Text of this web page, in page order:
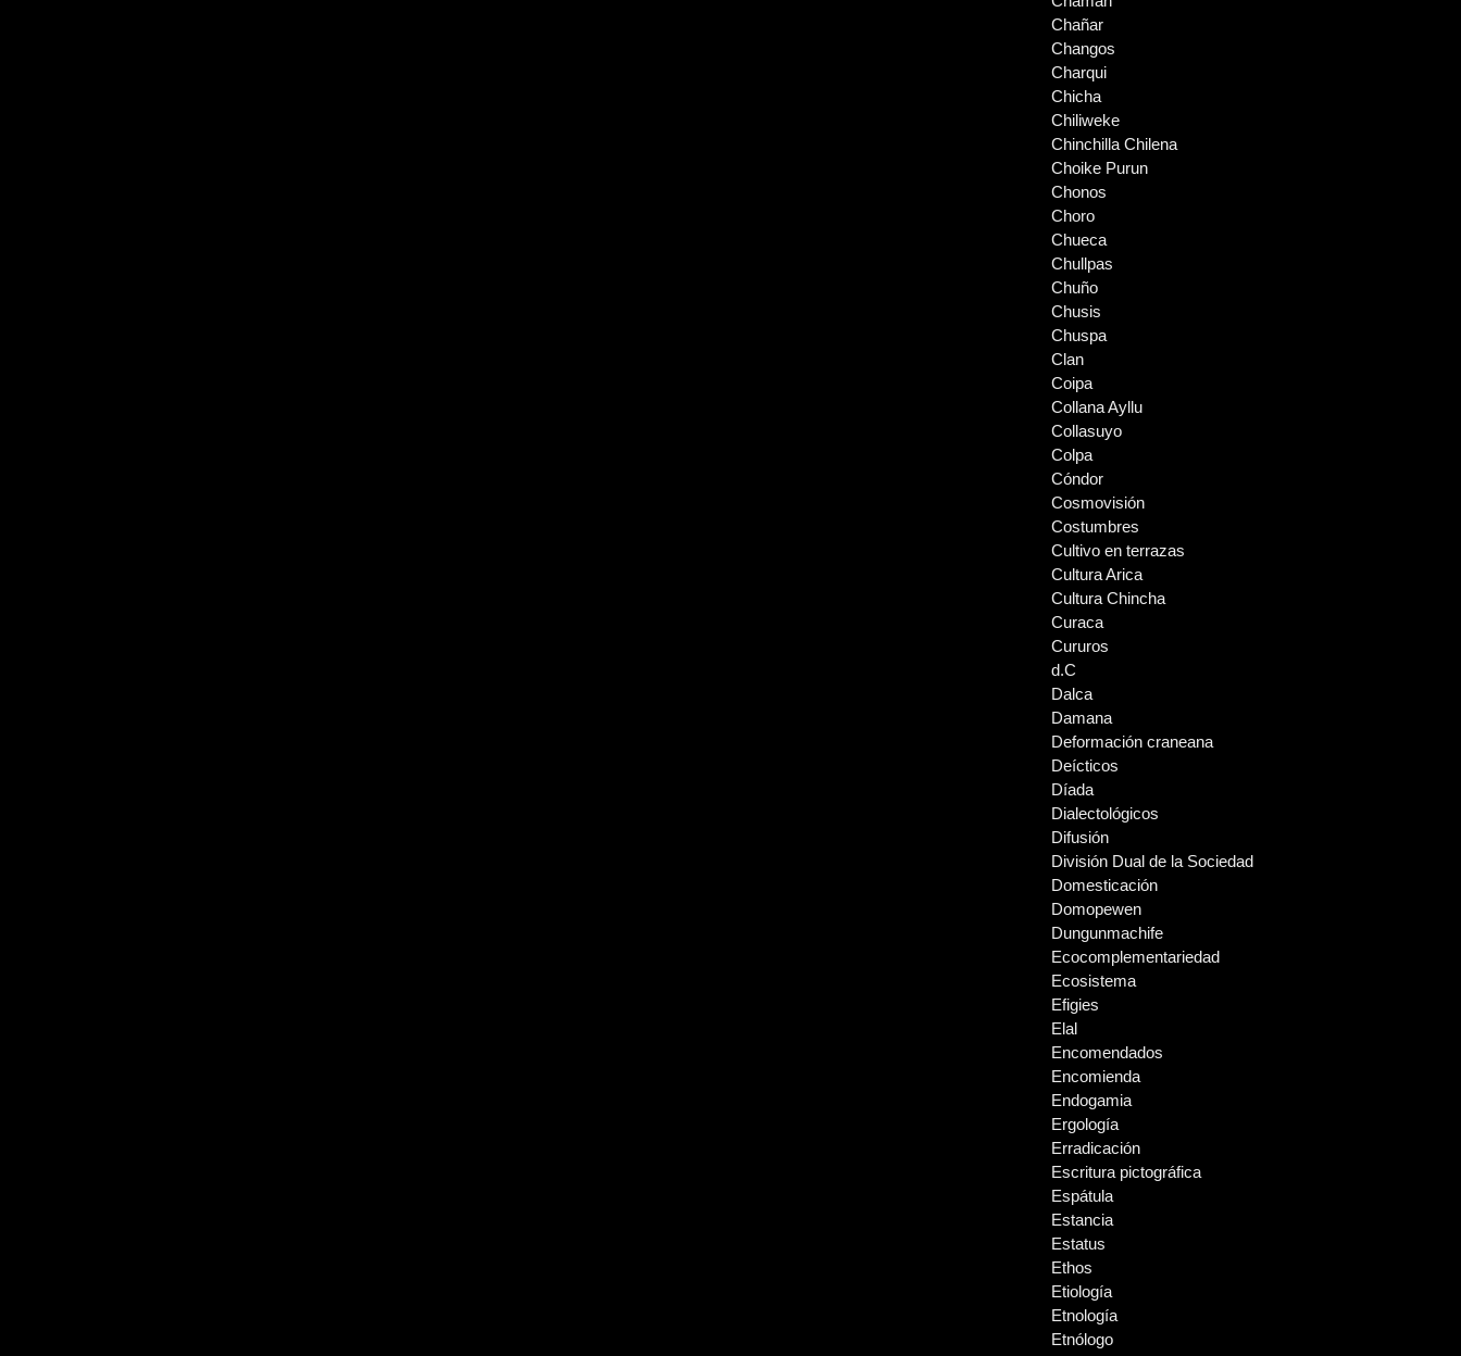
Chañar
Changos
Charqui
Chicha
Chiliweke
Chinchilla Chilena
Choike Purun
Chonos
Choro
Chueca
Chullpas
Chuño
Chusis
Chuspa
Clan
Coipa
Collana Ayllu
Collasuyo
Colpa
Cóndor
Cosmovisión
Costumbres
Cultivo en terrazas
Cultura Arica
Cultura Chincha
Curaca
Cururos
d.C
Dalca
Damana
Deformación craneana
Deícticos
Díada
Dialectológicos
Difusión
División Dual de la Sociedad
Domesticación
Domopewen
Dungunmachife
Ecocomplementariedad
Ecosistema
Efigies
Elal
Encomendados
Encomienda
Endogamia
Ergología
Erradicación
Escritura pictográfica
Espátula
Estancia
Estatus
Ethos
Etiología
Etnología
Etnólogo